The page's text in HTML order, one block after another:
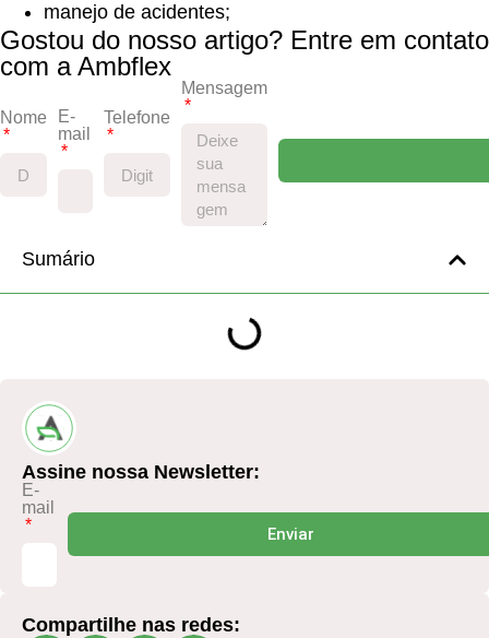
manejo de acidentes;
Gostou do nosso artigo? Entre em contato
com a Ambflex
Nome
E-
mail
Telefone
Mensagem
Sumário
Assine nossa Newsletter:
E-
mail
Enviar
Compartilhe nas redes: